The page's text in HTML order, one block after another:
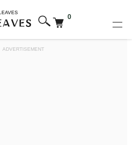
0
ADVERTISEMENT